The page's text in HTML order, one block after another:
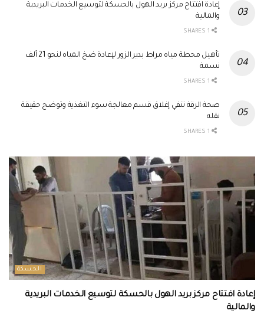
إعادة افتتاح مركز بريد الهول بالحسكة لتوسيع الخدمات البريدية
والمالية
تأهيل محطة مياه مراط بدير الزور لإعادة ضخ المياه لنحو 21 ألف
نسمة
صحة الرقة تنفي إغلاق قسم معالجة سوء التغذية وتوضح حقيقة
نقله
الحسكة
إعادة افتتاح مركز بريد الهول بالحسكة لتوسيع الخدمات البريدية
والمالية